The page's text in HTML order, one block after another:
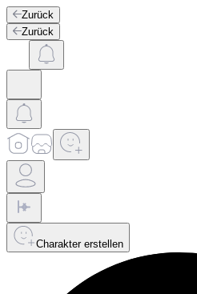
Zurück
Zurück
Charakter erstellen